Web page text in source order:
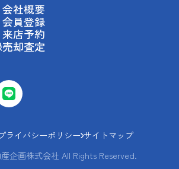
会社概要
会員登録
来店予約
売却査定
ライバシーポリシー サイトマップ
企画株式会社 All Rights Reserved.